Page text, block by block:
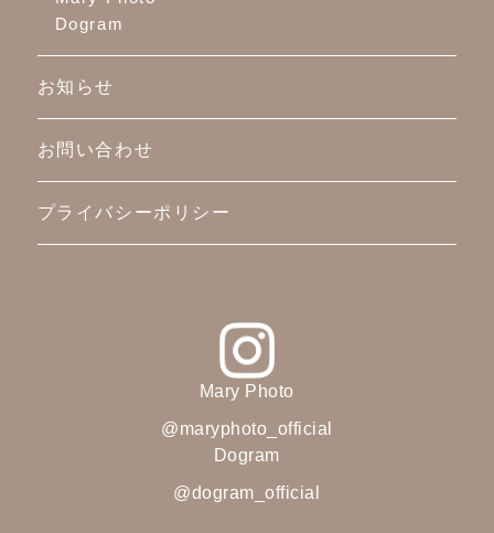
Dogram
お知らせ
お問い合わせ
プライバシーポリシー
Mary Photo
@maryphoto_official
Dogram
@dogram_official